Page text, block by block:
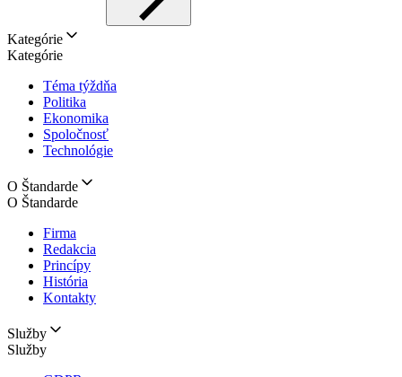
Kategórie
Kategórie
Téma týždňa
Politika
Ekonomika
Spoločnosť
Technológie
O Štandarde
O Štandarde
Firma
Redakcia
Princípy
História
Kontakty
Služby
Služby